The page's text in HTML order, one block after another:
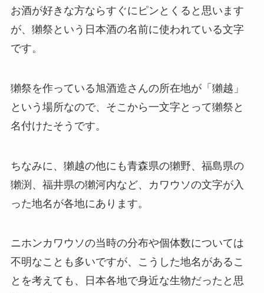
お酒が好きな方ならすぐにピンとくると思います
が、獺祭という日本酒の名前に使われている文字
です。
獺祭を作っている旭酒造さんの所在地が「獺越」
という場所なので、そこから一文字とって獺祭と
名付けたそうです。
ちなみに、獺越の他にも青森県の獺野、福島県の
獺渕、福井県の獺河内など、カワウソの文字が入
った地名が各地にあります。
ニホンカワウソの当時の分布や個体数については
不明なことも多いですが、こうした地名があるこ
とを考えても、日本各地で身近な生物だったと思